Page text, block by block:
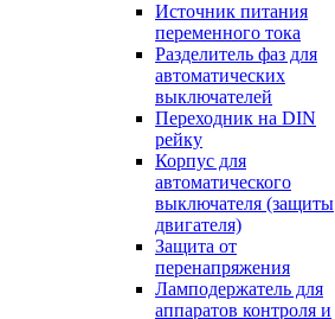
Источник питания
переменного тока
Разделитель фаз для
автоматических
выключателей
Переходник на DIN
рейку
Корпус для
автоматического
выключателя (защиты
двигателя)
Защита от
перенапряжения
Ламподержатель для
аппаратов контроля и